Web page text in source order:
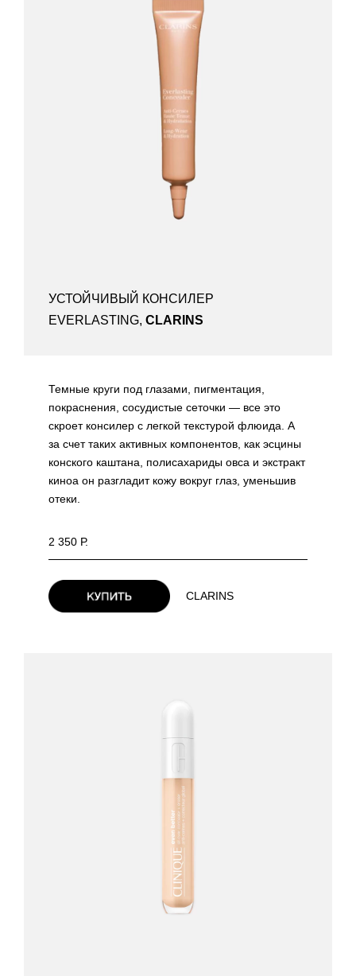
УСТОЙЧИВЫЙ КОНСИЛЕР
EVERLASTING, CLARINS
Темные круги под глазами, пигментация,
покраснения, сосудистые сеточки — все это
скроет консилер с легкой текстурой флюида. А
за счет таких активных компонентов, как эсцины
конского каштана, полисахариды овса и экстракт
киноа он разгладит кожу вокруг глаз, уменьшив
отеки.
2 350 Р.
CLARINS